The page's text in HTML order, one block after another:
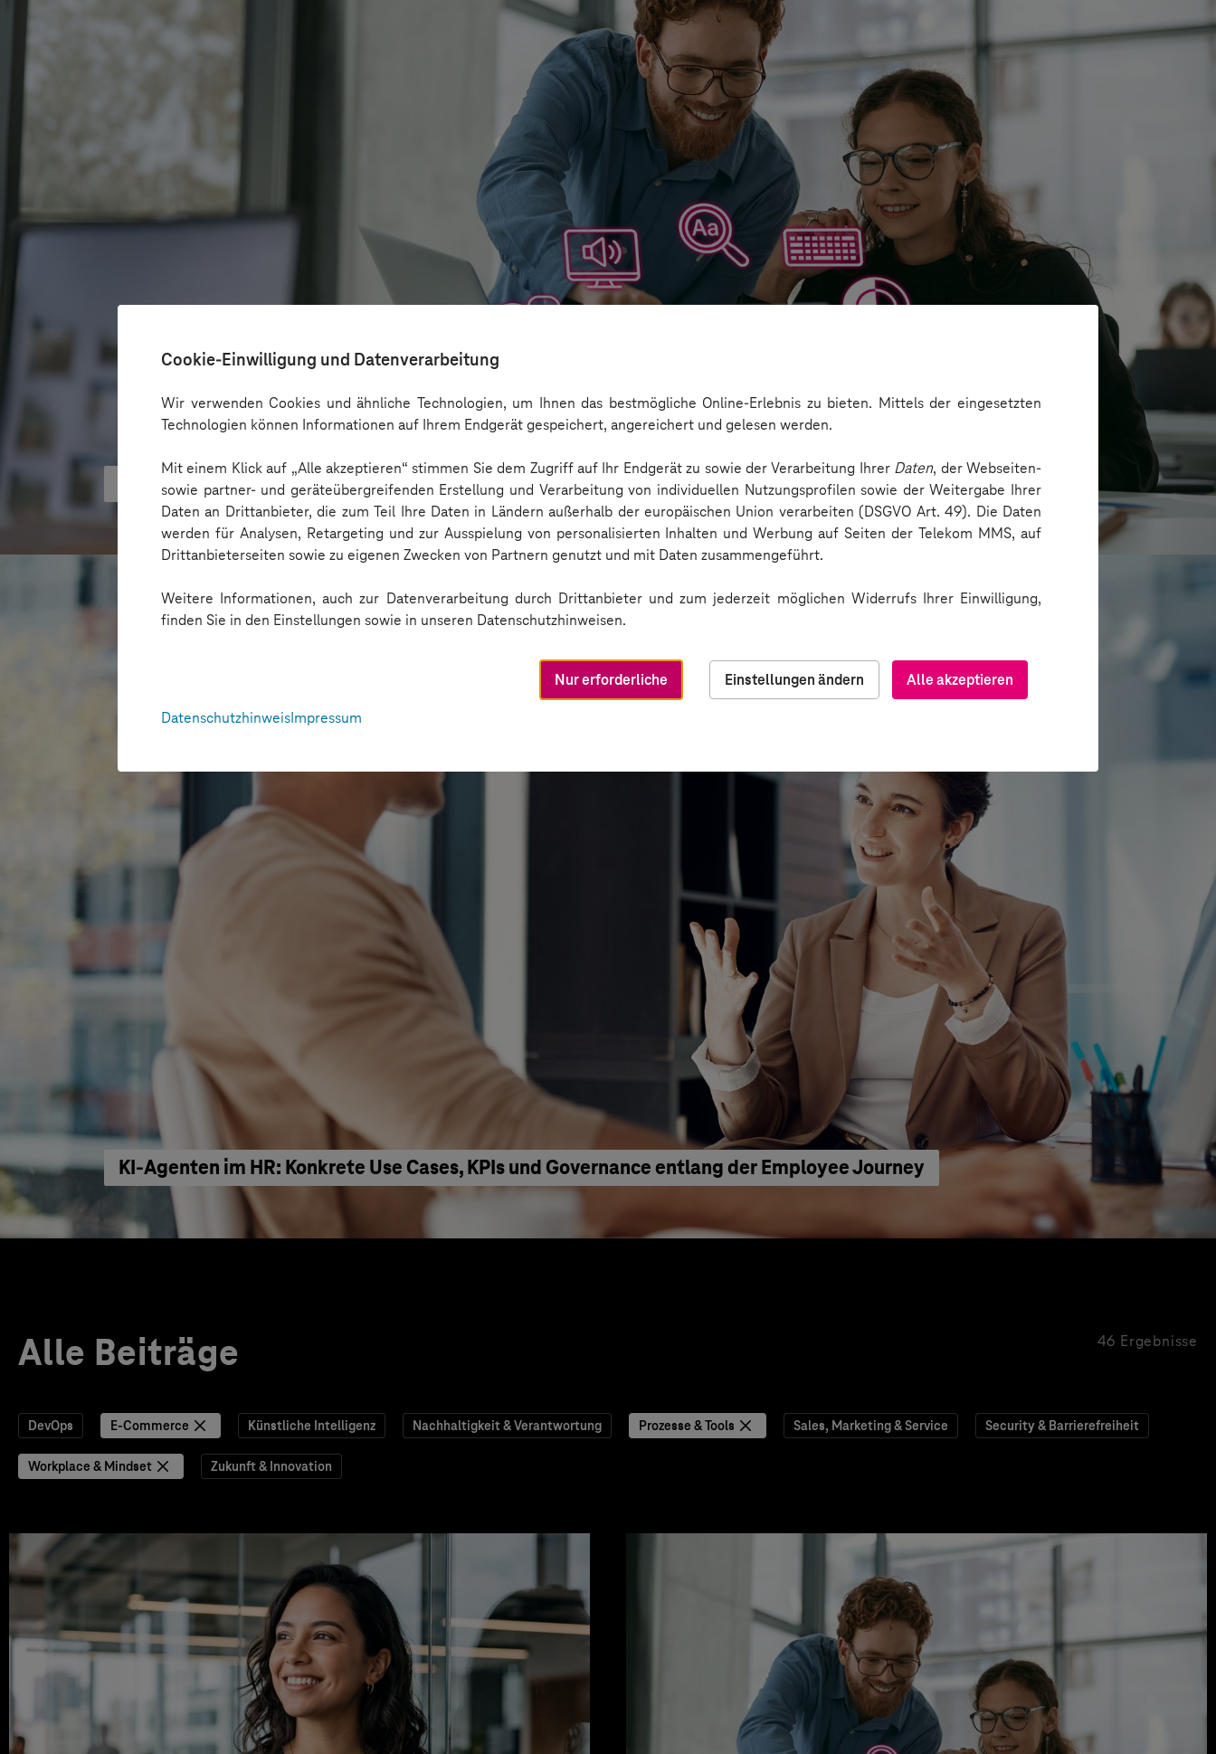
Cookie-Einwilligung und Datenverarbeitung
Wir verwenden Cookies und ähnliche Technologien, um Ihnen das bestmögliche Online-Erlebnis zu bieten. Mittels der eingesetzten
Technologien können Informationen auf Ihrem Endgerät gespeichert, angereichert und gelesen werden.
Mit einem Klick auf „Alle akzeptieren“ stimmen Sie dem Zugriff auf Ihr Endgerät zu sowie der Verarbeitung Ihrer Daten, der Webseiten-
sowie partner- und geräteübergreifenden Erstellung und Verarbeitung von individuellen Nutzungsprofilen sowie der Weitergabe Ihrer
Daten an Drittanbieter, die zum Teil Ihre Daten in Ländern außerhalb der europäischen Union verarbeiten (DSGVO Art. 49). Die Daten
werden für Analysen, Retargeting und zur Ausspielung von personalisierten Inhalten und Werbung auf Seiten der Telekom MMS, auf
Drittanbieterseiten sowie zu eigenen Zwecken von Partnern genutzt und mit Daten zusammengeführt.
Weitere Informationen, auch zur Datenverarbeitung durch Drittanbieter und zum jederzeit möglichen Widerrufs Ihrer Einwilligung,
finden Sie in den Einstellungen sowie in unseren Datenschutzhinweisen.
Alle akzeptieren
Nur erforderliche
Einstellungen ändern
DatenschutzhinweisImpressum
KI kann Barrieren überbrücken - aber nicht Barrierefreiheit ersetzen
KI‑Agenten im HR: Konkrete Use Cases, KPIs und Governance entlang der Employee Journey
Alle Beiträge 46 Ergebnisse
DevOps E-Commerce Künstliche Intelligenz Nachhaltigkeit & Verantwortung Prozesse & Tools Sales, Marketing & Service Security & Barrierefreiheit
Workplace & Mindset Zukunft & Innovation